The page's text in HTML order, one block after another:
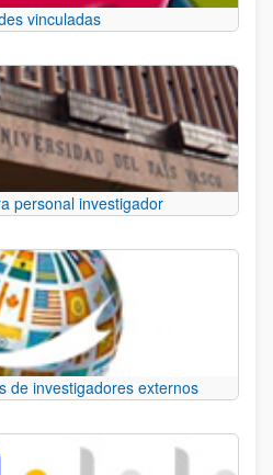
vinculadas
personal investigador
de investigadores externos